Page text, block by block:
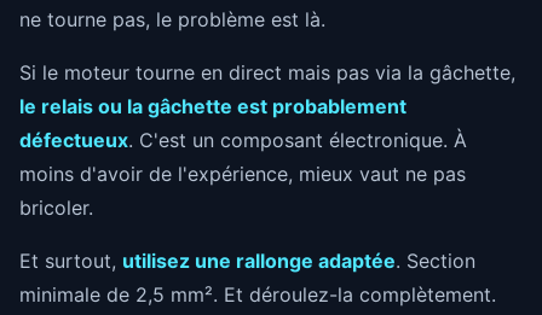
ne tourne pas, le problème est là.
Si le moteur tourne en direct mais pas via la gâchette,
le relais ou la gâchette est probablement
défectueux. C'est un composant électronique. À
moins d'avoir de l'expérience, mieux vaut ne pas
bricoler.
Et surtout, utilisez une rallonge adaptée. Section
minimale de 2,5 mm². Et déroulez-la complètement.